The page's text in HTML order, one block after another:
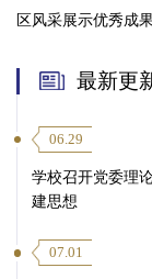
区风采展示优秀成
最新更
06.29
学校召开党委理
建思想
07.01